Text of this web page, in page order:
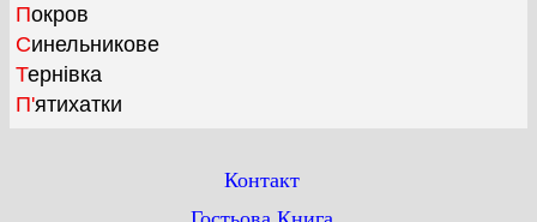
Покров
Синельникове
Тернівка
П'ятихатки
Контакт